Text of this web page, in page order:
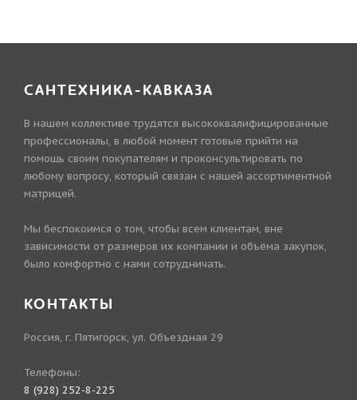
САНТЕХНИКА-КАВКАЗА
В нашем коллективе трудятся высококвалифицированные
профессионалы, в любой момент готовые прийти на
помощь своим покупателям и проконсультировать по
любому вопросу, который связан с нашей ассортиментной
матрицей.
Мы беспокоимся о том, чтобы всем клиентам, вне
зависимости от размеров их компании и объёма закупок,
было комфортно с нами сотрудничать.
КОНТАКТЫ
Россия, г. Пятигорск, ул. Объездная 29
Телефоны:
8 (928) 252-8-225